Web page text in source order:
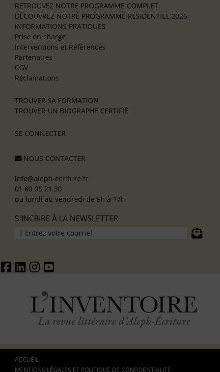
RETROUVEZ NOTRE PROGRAMME COMPLET
DÉCOUVREZ NOTRE PROGRAMME RÉSIDENTIEL 2026
INFORMATIONS PRATIQUES
Prise en charge
Interventions et Références
Partenaires
CGV
Réclamations
TROUVER SA FORMATION
TROUVER UN BIOGRAPHE CERTIFIÉ
SE CONNECTER
NOUS CONTACTER
info@aleph-ecriture.fr
01 80 05 21 30
du lundi au vendredi de 9h à 17h
S'INCRIRE À LA NEWSLETTER
ACCUEIL
MENTIONS LÉGALES ET POLITIQUE DE CONFIDENTIALITÉ